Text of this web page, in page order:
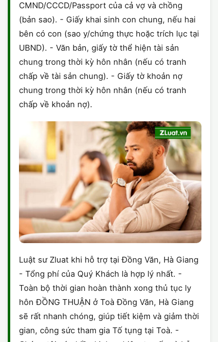
CMND/CCCD/Passport của cả vợ và chồng
(bản sao). - Giấy khai sinh con chung, nếu hai
bên có con (sao y/chứng thực hoặc trích lục tại
UBND). - Văn bản, giấy tờ thể hiện tài sản
chung trong thời kỳ hôn nhân (nếu có tranh
chấp về tài sản chung). - Giấy tờ khoản nợ
chung trong thời kỳ hôn nhân (nếu có tranh
chấp về khoản nợ).
Luật sư Zluat khi hỗ trợ tại Đồng Văn, Hà Giang
- Tổng phí của Quý Khách là hợp lý nhất. -
Toàn bộ thời gian hoàn thành xong thủ tục ly
hôn ĐỒNG THUẬN ở Toà Đồng Văn, Hà Giang
sẽ rất nhanh chóng, giúp tiết kiệm và giảm thời
gian, công sức tham gia Tố tụng tại Toà. -